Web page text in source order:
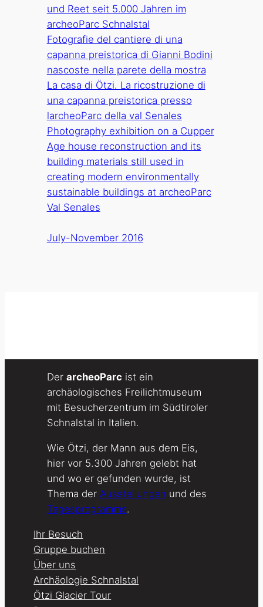
und Reet seit 5.000 Jahren im
archeoParc Schnalstal
Fotografie del cantiere di una
capanna preistorica di Gianni Bodini
nascoste nella parete della mostra
La casa di Ötzi. La ricostruzione di
una capanna preistorica presso
larcheoParc della val Senales
Photography exhibition on a Cupper
Age house reconstruction and its
building materials still used in
creating modern environmentally
sustainable buildings at archeoParc
Val Senales
July-November 2016
Der archeoParc ist ein
archäologisches Freilichtmuseum
mit Besucherzentrum im Südtiroler
Schnalstal in Italien.
Wie Ötzi, der Mann aus dem Eis,
hier vor 5.300 Jahren gelebt hat
und wo er gefunden wurde, ist
Thema der Ausstellungen und des
Tagesprogramms.
Ihr Besuch
Gruppe buchen
Über uns
Archäologie Schnalstal
Ötzi Glacier Tour